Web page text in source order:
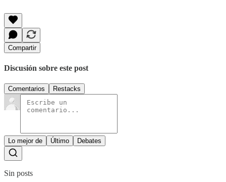
Compartir
Discusión sobre este post
Comentarios Restacks
Lo mejor de Último Debates
Sin posts